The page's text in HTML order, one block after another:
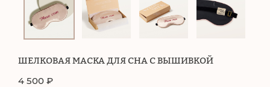
ШЕЛКОВАЯ МАСКА ДЛЯ СНА С ВЫШИВКОЙ
4 500 ₽